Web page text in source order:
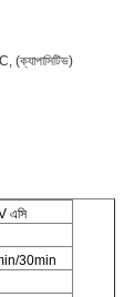
এসি
30min